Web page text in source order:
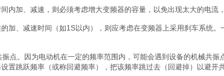
内加、减速，则必须考虑增大变频器的容量，以免出现太大的电流
加、减速时间（如1S以内），则应考虑在变频器上采用刹车系统。
点。因为电动机在一定的频率范围内，可能会遇到设备的机械共振
置跳跃频率（或称回避频率），把该频率跳过去（回避掉）以避开共